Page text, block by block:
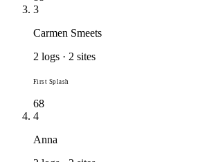
3
Carmen Smeets
2 logs · 2 sites
First Splash
68
4
Anna